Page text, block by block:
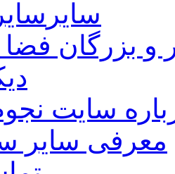
سایر
و بزرگان
سایت
معرفی سایر